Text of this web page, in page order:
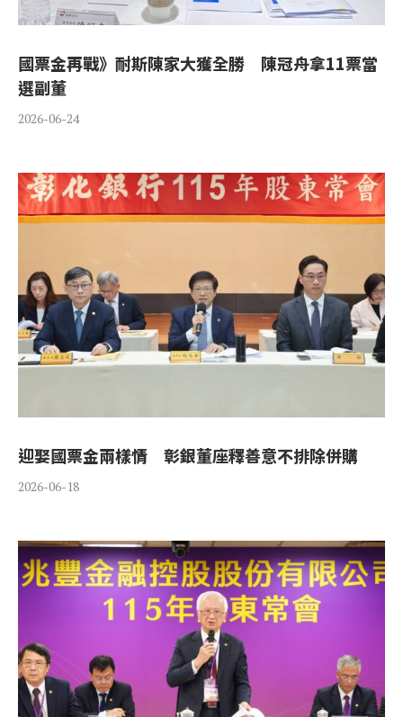
國票金再戰》耐斯陳家大獲全勝 陳冠舟拿11票當
選副董
2026-06-24
迎娶國票金兩樣情 彰銀董座釋善意不排除併購
2026-06-18